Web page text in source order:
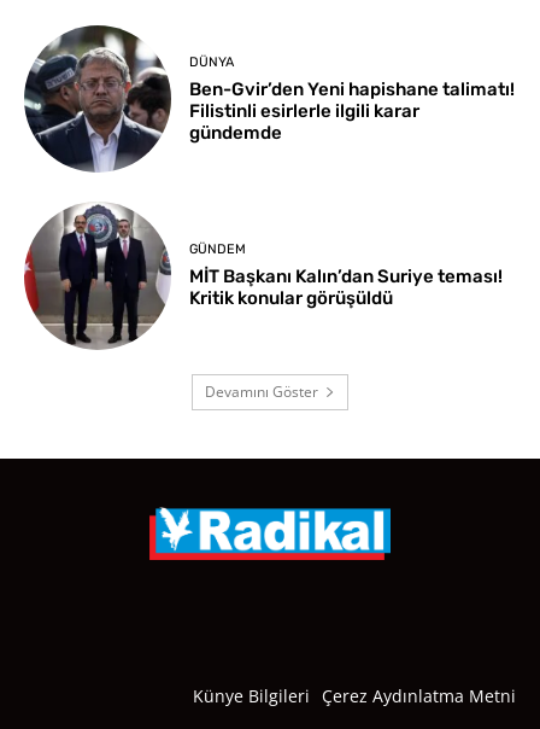
DÜNYA
Ben-Gvir’den Yeni hapishane talimatı!
Filistinli esirlerle ilgili karar
gündemde
GÜNDEM
MİT Başkanı Kalın’dan Suriye teması!
Kritik konular görüşüldü
Devamını Göster
Künye Bilgileri Çerez Aydınlatma Metni